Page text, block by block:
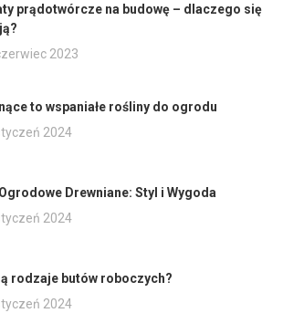
prądotwórcze na budowę – dlaczego się
2023
to wspaniałe rośliny do ogrodu
2024
Drewniane: Styl i Wygoda
2024
rodzaje butów roboczych?
2024